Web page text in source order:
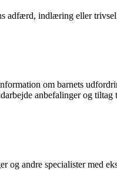
adfærd, indlæring eller
om barnets
anbefalinger og tiltag
og andre specialister med